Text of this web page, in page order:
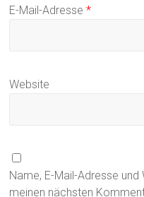
E-Mail-Adresse*
Website
Name, E-Mail-Adresse
meinen nächsten